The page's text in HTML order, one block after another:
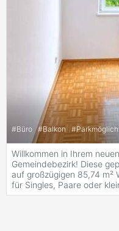
#Büro #Balkon #
Willkommen in Ihrem
Gemeindebezirk! Diese
auf großzügigen 85,74 m²
für Singles, Paare oder